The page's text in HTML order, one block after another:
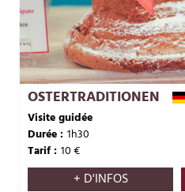
OSTERTRADITIONEN
Visite guidée
Durée : 1h30
Tarif : 10€
+ D'INFOS